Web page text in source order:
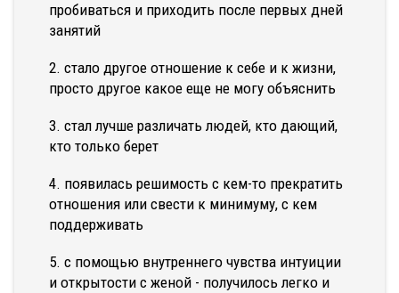
пробиваться и приходить после первых дней
занятий
2. стало другое отношение к себе и к жизни,
просто другое какое еще не могу объяснить
3. стал лучше различать людей, кто дающий,
кто только берет
4. появилась решимость с кем-то прекратить
отношения или свести к минимуму, с кем
поддерживать
5. с помощью внутреннего чувства интуиции
и открытости с женой - получилось легко и